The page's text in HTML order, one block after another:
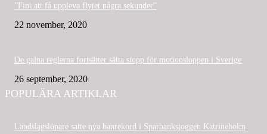
”Fint att få uppleva flytet några sekunder”
22 november, 2020
De galna reglerna fortsätter sätta stopp för motionsloppen i Sverige
26 september, 2020
POPULÄRA ARTIKLAR
Landslagslöpare satte nya banrekord i Sparbanksjoggen Katrineholm